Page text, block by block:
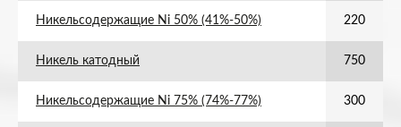
Никельсодержащие Ni 50% (41%-50%) 220
Никель катодный 750
Никельсодержащие Ni 75% (74%-77%) 300